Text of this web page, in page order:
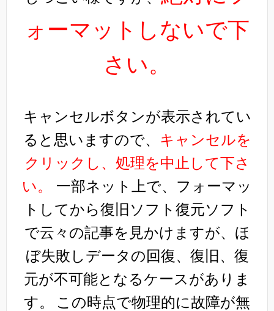
ォーマットしないで下
さい。
キャンセルボタンが表示されてい
ると思いますので、 キャンセルを
クリックし、処理を中止して下さ
い。
一部ネット上で、フォーマッ
トしてから復旧ソフト復元ソフト
で云々の記事を見かけますが、ほ
ぼ失敗しデータの回復、復旧、復
元が不可能となるケースがありま
す。
この時点で物理的に故障が無